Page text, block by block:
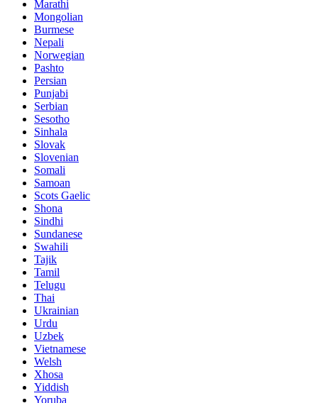
Marathi
Mongolian
Burmese
Nepali
Norwegian
Pashto
Persian
Punjabi
Serbian
Sesotho
Sinhala
Slovak
Slovenian
Somali
Samoan
Scots Gaelic
Shona
Sindhi
Sundanese
Swahili
Tajik
Tamil
Telugu
Thai
Ukrainian
Urdu
Uzbek
Vietnamese
Welsh
Xhosa
Yiddish
Yoruba